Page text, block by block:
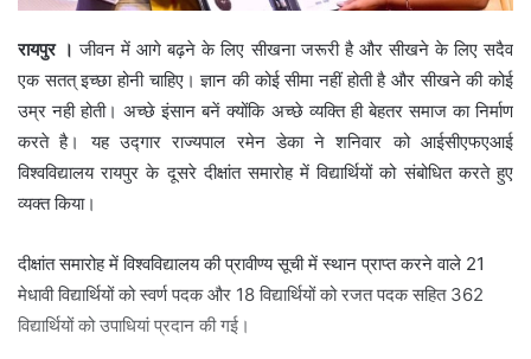
रायपुर । जीवन में आगे बढ़ने के लिए सीखना जरूरी है और सीखने के लिए सदैव
एक सतत् इच्छा होनी चाहिए। ज्ञान की कोई सीमा नहीं होती है और सीखने की कोई
उम्र नही होती। अच्छे इंसान बनें क्योंकि अच्छे व्यक्ति ही बेहतर समाज का निर्माण
करते है। यह उद्गार राज्यपाल रमेन डेका ने शनिवार को आईसीएफएआई
विश्वविद्यालय रायपुर के दूसरे दीक्षांत समारोह में विद्यार्थियों को संबोधित करते हुए
व्यक्त किया।
दीक्षांत समारोह में विश्वविद्यालय की प्रावीण्य सूची में स्थान प्राप्त करने वाले 21
मेधावी विद्यार्थियों को स्वर्ण पदक और 18 विद्यार्थियों को रजत पदक सहित 362
विद्यार्थियों को उपाधियां प्रदान की गई।